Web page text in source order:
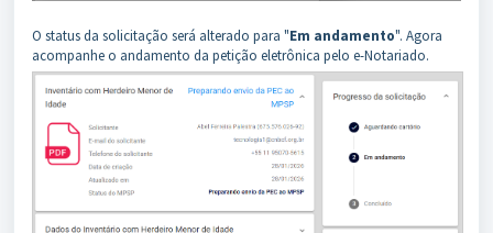
O status da solicitação será alterado para "Em andamento". Agora
acompanhe o andamento da petição eletrônica pelo e-Notariado.